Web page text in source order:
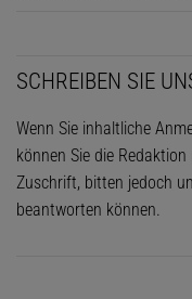
SCHREIBEN SIE
Wenn Sie inhaltliche
können Sie die Redaktion
Zuschrift, bitten jedoch
beantworten können.